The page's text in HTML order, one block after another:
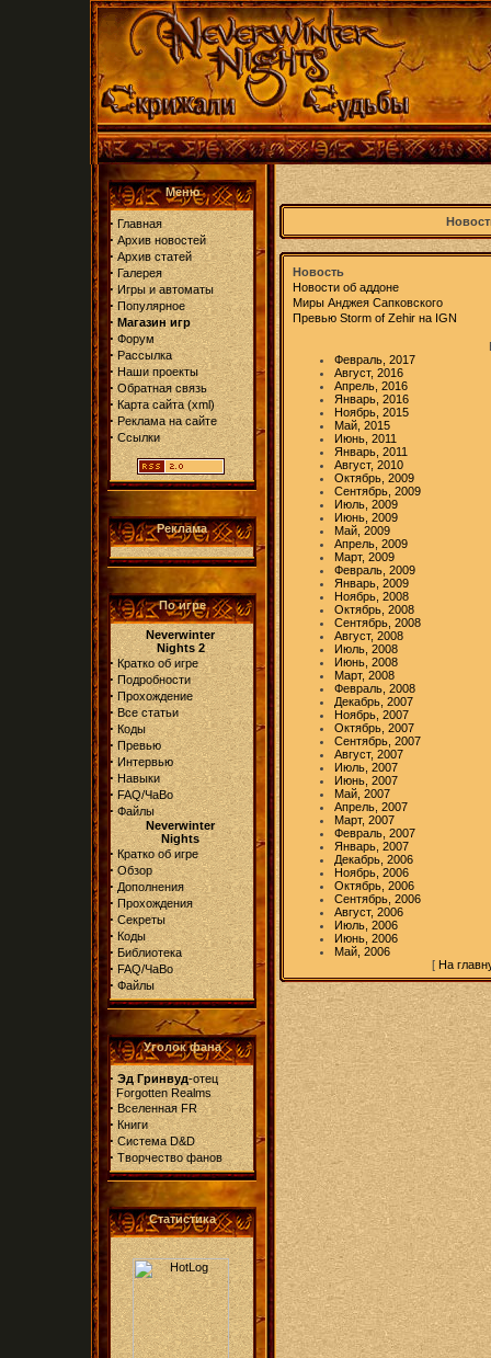
Меню
· Главная
· Архив новостей
· Архив статей
· Галерея
· Игры и автоматы
· Популярное
· Магазин игр
· Форум
· Рассылка
· Наши проекты
· Обратная связь
· Карта сайта(xml)
· Реклама на сайте
· Ссылки
Реклама
По игре
Neverwinter
Nights 2
· Кратко об игре
· Подробности
· Прохождение
· Все статьи
· Коды
· Превью
· Интервью
· Навыки
· FAQ/ЧаВо
· Файлы
Neverwinter
Nights
· Кратко об игре
· Обзор
· Дополнения
· Прохождения
· Секреты
· Коды
· Библиотека
· FAQ/ЧаВо
· Файлы
Уголок фана
· Эд Гринвуд-отец
Forgotten Realms
· Вселенная FR
· Книги
· Система D&D
· Творчество фанов
Статистика
Новость
Новости об аддоне
Миры Анджея Сапковского
Превью Storm of Zehir на IGN
Февраль, 2017
Август, 2016
Апрель, 2016
Январь, 2016
Ноябрь, 2015
Май, 2015
Июнь, 2011
Январь, 2011
Август, 2010
Октябрь, 2009
Сентябрь, 2009
Июль, 2009
Июнь, 2009
Май, 2009
Апрель, 2009
Март, 2009
Февраль, 2009
Январь, 2009
Ноябрь, 2008
Октябрь, 2008
Сентябрь, 2008
Август, 2008
Июль, 2008
Июнь, 2008
Март, 2008
Февраль, 2008
Декабрь, 2007
Ноябрь, 2007
Октябрь, 2007
Сентябрь, 2007
Август, 2007
Июль, 2007
Июнь, 2007
Май, 2007
Апрель, 2007
Март, 2007
Февраль, 2007
Январь, 2007
Декабрь, 2006
Ноябрь, 2006
Октябрь, 2006
Сентябрь, 2006
Август, 2006
Июль, 2006
Июнь, 2006
Май, 2006
[ На